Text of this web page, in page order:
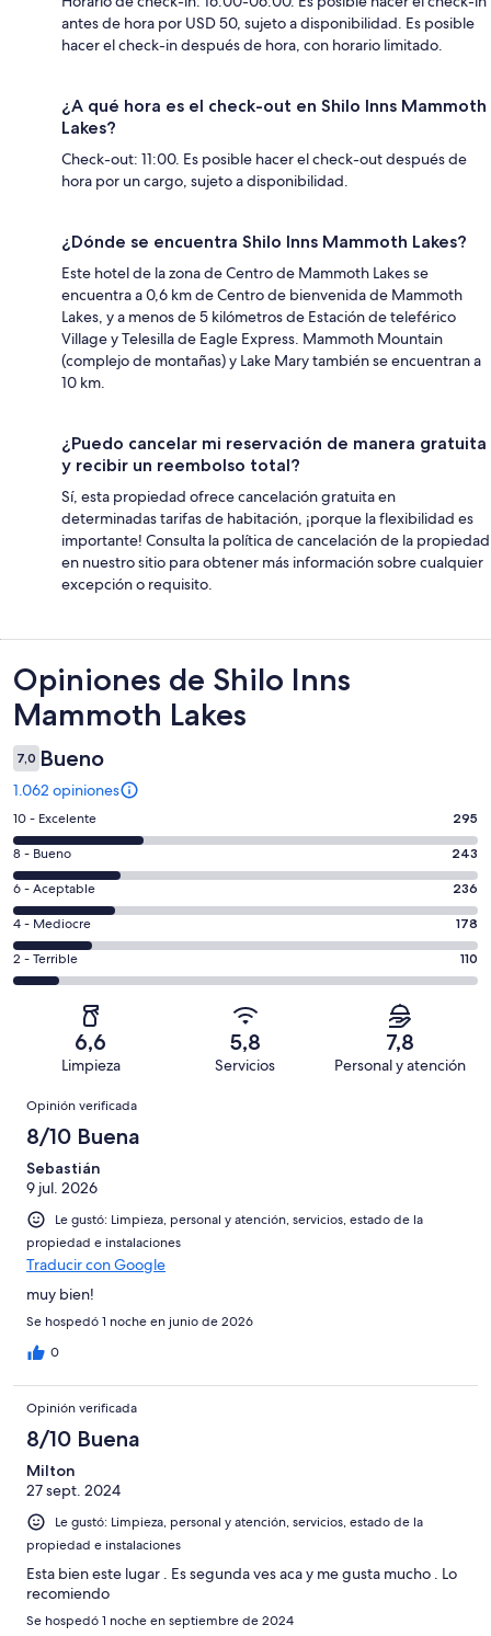
antes de hora por USD 50, sujeto a disponibilidad. Es posible
hacer el check-in después de hora, con horario limitado.
¿A qué hora es el check-out en Shilo Inns Mammoth
Lakes?
Check-out: 11:00. Es posible hacer el check-out después de
hora por un cargo, sujeto a disponibilidad.
¿Dónde se encuentra Shilo Inns Mammoth Lakes?
Este hotel de la zona de Centro de Mammoth Lakes se
encuentra a 0,6 km de Centro de bienvenida de Mammoth
Lakes, y a menos de 5 kilómetros de Estación de teleférico
Village y Telesilla de Eagle Express. Mammoth Mountain
(complejo de montañas) y Lake Mary también se encuentran a
10 km.
¿Puedo cancelar mi reservación de manera gratuita
y recibir un reembolso total?
Sí, esta propiedad ofrece cancelación gratuita en
determinadas tarifas de habitación, ¡porque la flexibilidad es
importante! Consulta la política de cancelación de la propiedad
en nuestro sitio para obtener más información sobre cualquier
excepción o requisito.
Opiniones
Opiniones de Shilo Inns
Mammoth Lakes
7,0 Bueno
1.062 opiniones
Evaluación:
10
-
Excelente.
295
de
1062
opiniones
10 - Excelente 295
Evaluación:
8
-
Bueno.
243
de
opiniones
8 - Bueno 243
Evaluación:
6
-
Aceptable.
236
opiniones
6 - Aceptable 236
Evaluación:
4
-
4 - Mediocre 178
Evaluación:
2
1062
2 - Terrible 110
6,6
Limpieza
5,8
Servicios
7,8
Personal y atención
Opiniones
Opinión verificada
8/10 Buena
Sebastián
9 jul. 2026
Le gustó: Limpieza, personal y atención, servicios, estado de la
propiedad e instalaciones
Traducir con Google
muy bien!
Se hospedó 1 noche en junio de 2026
0
Opinión verificada
8/10 Buena
Milton
27 sept. 2024
Le gustó: Limpieza, personal y atención, servicios, estado de la
propiedad e instalaciones
Esta bien este lugar . Es segunda ves aca y me gusta mucho . Lo
recomiendo
Se hospedó 1 noche en septiembre de 2024